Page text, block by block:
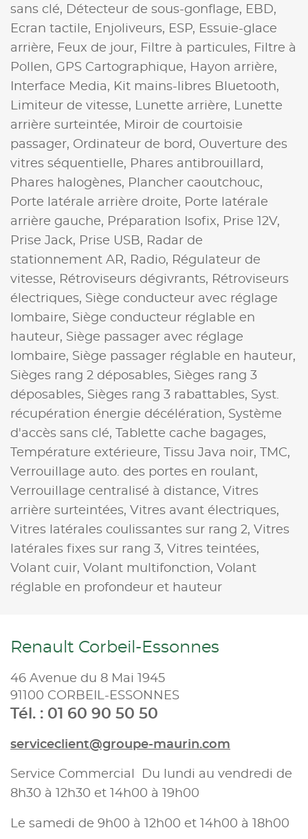
sans clé, Détecteur de sous-gonflage, EBD,
Ecran tactile, Enjoliveurs, ESP, Essuie-glace
arrière, Feux de jour, Filtre à particules, Filtre à
Pollen, GPS Cartographique, Hayon arrière,
Interface Media, Kit mains-libres Bluetooth,
Limiteur de vitesse,
Lunette arrière,
Lunette
arrière surteintée, Miroir de courtoisie
passager, Ordinateur de bord, Ouverture des
vitres séquentielle, Phares antibrouillard,
Phares halogènes, Plancher caoutchouc,
Porte latérale arrière droite, Porte latérale
arrière gauche, Préparation Isofix, Prise 12V,
Prise Jack, Prise USB, Radar de
stationnement AR, Radio, Régulateur de
vitesse, Rétroviseurs dégivrants, Rétroviseurs
électriques, Siège conducteur avec réglage
lombaire, Siège conducteur réglable en
hauteur, Siège passager avec réglage
lombaire, Siège passager réglable en hauteur,
Sièges rang 2 déposables, Sièges rang 3
déposables, Sièges rang 3 rabattables, Syst.
récupération énergie décélération, Système
d'accès sans clé,
Tablette cache bagages,
Température extérieure,
Tissu Java noir,
TMC,
Verrouillage auto. des portes en roulant,
Verrouillage centralisé à distance, Vitres
arrière surteintées, Vitres avant électriques,
Vitres latérales coulissantes sur rang 2, Vitres
latérales fixes sur rang 3, Vitres teintées,
Volant cuir, Volant multifonction, Volant
réglable en profondeur et hauteur
Renault Corbeil-Essonnes
46 Avenue du 8 Mai 1945
91100 CORBEIL-ESSONNES
Tél. : 01 60 90 50 50
serviceclient@groupe-maurin.com
Service Commercial Du lundi au vendredi de
8h30 à 12h30 et 14h00 à 19h00
Le samedi de 9h00 à 12h00 et 14h00 à 18h00